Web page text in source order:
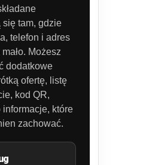
tam, gdzie
telefon i adres
Możesz
dodatkowe
ofertę, listę
kod QR,
które
zachować.